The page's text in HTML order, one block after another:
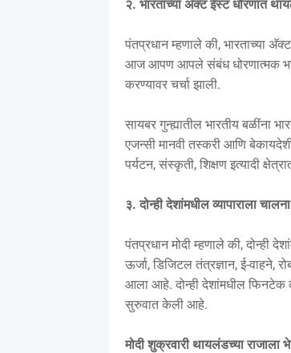
२. भारताच्या अ‍ॅक्ट ईस्ट धोरणात
पंतप्रधान म्हणाले की, भारताच्या
आज आपण आपले संबंध धोरणात्मक
करण्यावर चर्चा झाली.
सायबर गुन्ह्यातील भारतीय बळींना
एजन्सी मानवी तस्करी आणि
पर्यटन, संस्कृती, शिक्षण इत्यादी
३. दोन्ही देशांमधील व्यापाराला चालना
पंतप्रधान मोदी म्हणाले की, दोन्ही
ऊर्जा, डिजिटल तंत्रज्ञान, ई-वाहने,
आला आहे. दोन्ही देशांमधील फिनटेक
सुरुवात केली आहे.
मोदी शुक्रवारी थायलंडच्या राजाला